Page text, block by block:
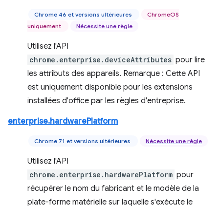
Chrome 46 et versions ultérieures
ChromeOS
uniquement
Nécessite une règle
Utilisez l'API
chrome.enterprise.deviceAttributes pour lire
les attributs des appareils. Remarque : Cette API
est uniquement disponible pour les extensions
installées d'office par les règles d'entreprise.
enterprise.hardwarePlatform
Chrome 71 et versions ultérieures Nécessite une règle
Utilisez l'API
chrome.enterprise.hardwarePlatform pour
récupérer le nom du fabricant et le modèle de la
plate-forme matérielle sur laquelle s'exécute le